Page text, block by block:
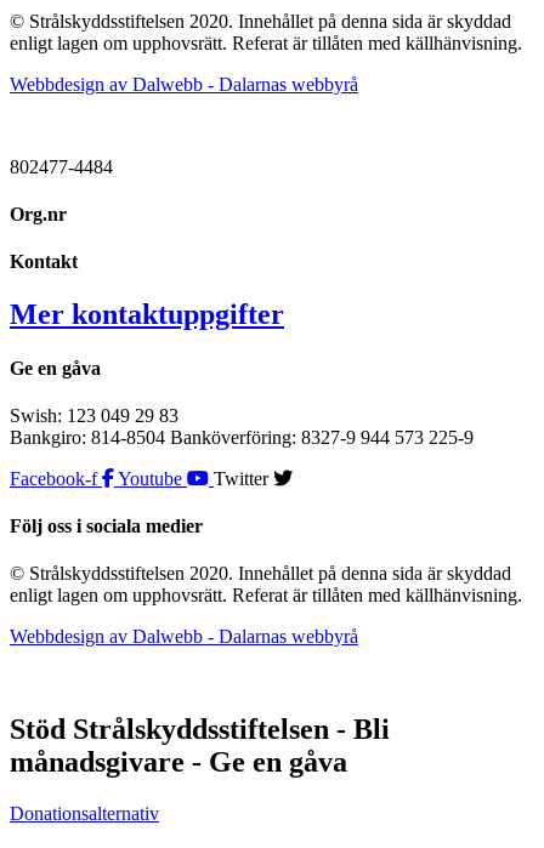
© Strålskyddsstiftelsen 2020. Innehållet på denna sida är skyddad
enligt lagen om upphovsrätt. Referat är tillåten med källhänvisning.
Webbdesign av Dalwebb - Dalarnas webbyrå
802477-4484
Org.nr
Kontakt
Mer kontaktuppgifter
Ge en gåva
Swish: 123 049 29 83
Bankgiro: 814-8504 Banköverföring: 8327-9 944 573 225-9
Facebook-f
Youtube Twitter
Följ oss i sociala medier
© Strålskyddsstiftelsen 2020. Innehållet på denna sida är skyddad
enligt lagen om upphovsrätt. Referat är tillåten med källhänvisning.
Webbdesign av Dalwebb - Dalarnas webbyrå
Stöd Strålskyddsstiftelsen - Bli
månadsgivare - Ge en gåva
Donationsalternativ